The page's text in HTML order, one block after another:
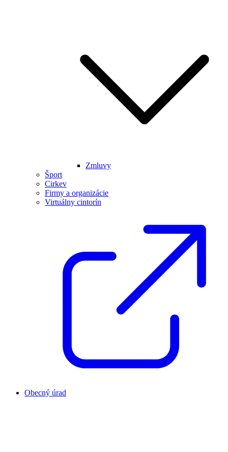
Zmluvy
Šport
Cirkev
Firmy a organizácie
Virtuálny cintorín
Obecný úrad